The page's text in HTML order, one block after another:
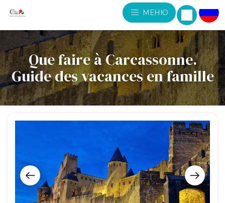
МЕНЮ
Que faire à Carcassonne.
Guide des vacances en famille